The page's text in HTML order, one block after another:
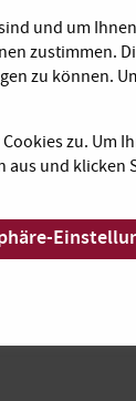
und um
zustimmen.
zu können.
zu. Um
aus und klicken